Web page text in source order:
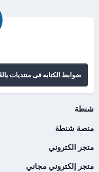
ضوابط الكتابه فى منتديات
شنطة
منصة شنطة
متجر الكتروني
متجر إلكتروني مجاني